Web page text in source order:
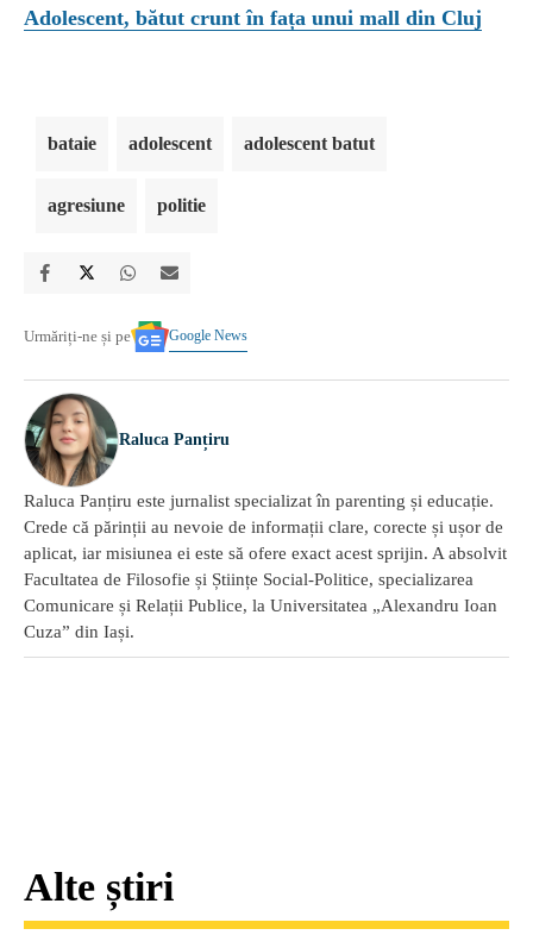
Adolescent, bătut crunt în fața unui mall din Cluj
bataie adolescent adolescent batut
agresiune politie
Urmăriți-ne și pe Google News
Raluca Panțiru
Raluca Panțiru este jurnalist specializat în parenting și educație.
Crede că părinții au nevoie de informații clare, corecte și ușor de
aplicat, iar misiunea ei este să ofere exact acest sprijin. A absolvit
Facultatea de Filosofie și Științe Social-Politice, specializarea
Comunicare și Relații Publice, la Universitatea „Alexandru Ioan
Cuza” din Iași.
Alte știri